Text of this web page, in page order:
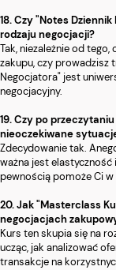
18. Czy "Notes
rodzaju negocjacji?
Tak, niezależnie od
zakupu, czy prowadzisz
Negocjatora" jest
negocjacyjny.
19. Czy po
nieoczekiwane
Zdecydowanie tak.
ważna jest elastyczność
pewnością pomoże Ci
20. Jak "Masterclass
negocjacjach
Kurs ten skupia się na
ucząc, jak analizować
transakcje na